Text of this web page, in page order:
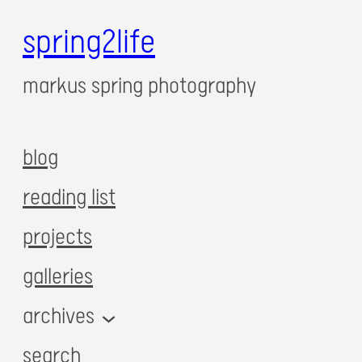
spring2life
markus spring photography
blog
reading list
projects
galleries
archives
search